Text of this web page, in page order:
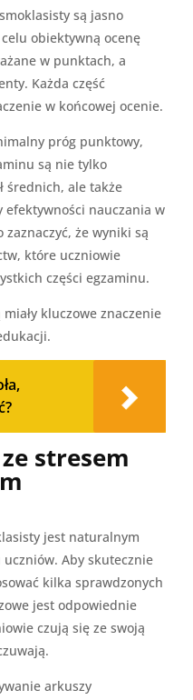
są jasno
obiektywną ocenę
w punktach, a
Każda część
w końcowej ocenie.
próg punktowy,
są nie tylko
średnich, ale także
efektywności nauczania w
zaznaczyć, że wyniki są
które uczniowie
części egzaminu.
kluczowe znaczenie
stresem
jest naturalnym
Aby skutecznie
kilka sprawdzonych
jest odpowiednie
czują się ze swoją
arkuszy